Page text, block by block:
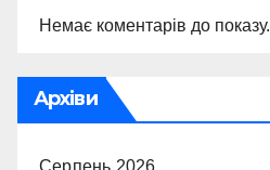
Немає коментарів до показу.
Архіви
Серпень 2026